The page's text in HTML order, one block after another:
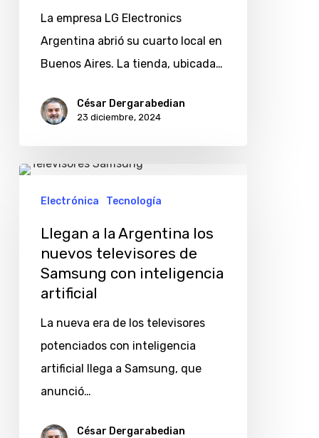
La empresa LG Electronics
Argentina abrió su cuarto local en
Buenos Aires. La tienda, ubicada…
César Dergarabedian
23 diciembre, 2024
Llegan
Argentina
nuevos
Samsung
artificial
Electrónica Tecnología
Llegan a la Argentina los
nuevos televisores de
Samsung con inteligencia
artificial
La nueva era de los televisores
potenciados con inteligencia
artificial llega a Samsung, que
anunció…
César Dergarabedian